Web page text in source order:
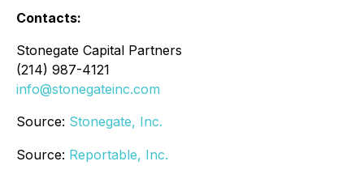
Contacts:
Stonegate Capital Partners
(214) 987-4121
info@stonegateinc.com
Source: Stonegate, Inc.
Source: Reportable, Inc.